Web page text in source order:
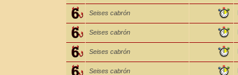
Seises cabrón
Seises cabrón
Seises cabrón
Seises cabrón